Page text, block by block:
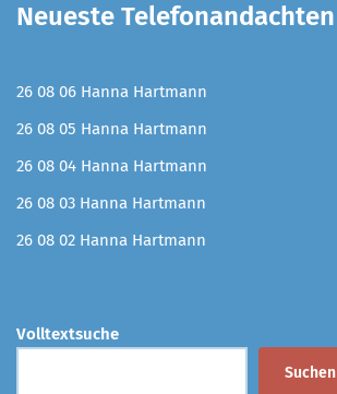
Neueste Telefonandachten
26 08 06 Hanna Hartmann
26 08 05 Hanna Hartmann
26 08 04 Hanna Hartmann
26 08 03 Hanna Hartmann
26 08 02 Hanna Hartmann
Volltextsuche
Suchen